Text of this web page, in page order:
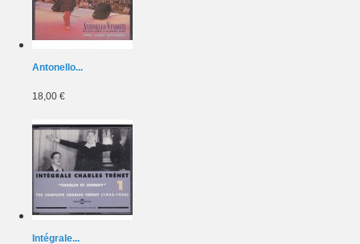
Antonello...
18,00 €
Intégrale...